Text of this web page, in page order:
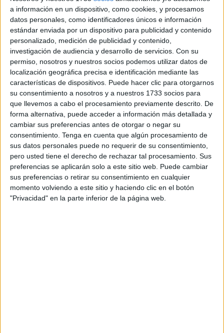
a información en un dispositivo, como cookies, y procesamos
datos personales, como identificadores únicos e información
estándar enviada por un dispositivo para publicidad y contenido
personalizado, medición de publicidad y contenido,
investigación de audiencia y desarrollo de servicios. Con su
permiso, nosotros y nuestros socios podemos utilizar datos de
localización geográfica precisa e identificación mediante las
características de dispositivos. Puede hacer clic para otorgarnos
su consentimiento a nosotros y a nuestros 1733 socios para
que llevemos a cabo el procesamiento previamente descrito. De
forma alternativa, puede acceder a información más detallada y
cambiar sus preferencias antes de otorgar o negar su
consentimiento. Tenga en cuenta que algún procesamiento de
sus datos personales puede no requerir de su consentimiento,
pero usted tiene el derecho de rechazar tal procesamiento. Sus
preferencias se aplicarán solo a este sitio web. Puede cambiar
sus preferencias o retirar su consentimiento en cualquier
momento volviendo a este sitio y haciendo clic en el botón
"Privacidad" en la parte inferior de la página web.
personalidad importante en casi todas las facetas de su
sociedad: Técnico superior delMinisterio de Trabajo,
presidente del Centro de Hijos de Ceuta,hermano mayor
de Santa María de África , presidente de la Comisión de
Control de Caja de Ahorros de Ceuta, además de notable
lector.
La Ciudadreconoció su compromiso, lealtad y solidaridad
con Ceuta con la entrega delEscudo de Oroen 2010 en
un acto en el que también reconoció a otros ilustres de
Ceuta como Dolutram Khemchand Dhanwani, Juan Díaz
Triano, Luis Fort Bollit, Mohamed Mustafa Mohamed
‘Dudú’ o Salomón Benhamú Roffe entre otros.
Rafael Orozco Rodríguez- Mancheño nació en Ceuta el 25
de noviembre de 1931. Su familia llegó a la ciudad
procedente de Algeciras en los años 30 del siglo XIX. Su